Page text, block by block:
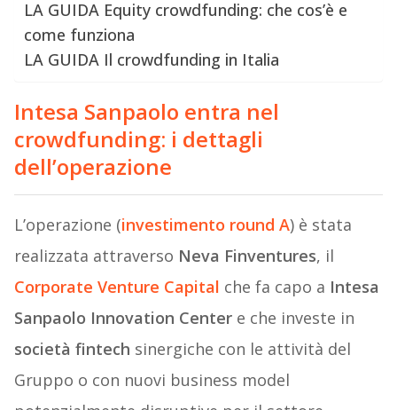
LA GUIDA Equity crowdfunding: che cos’è e
come funziona
LA GUIDA Il crowdfunding in Italia
Intesa Sanpaolo entra nel
crowdfunding: i dettagli
dell’operazione
L’operazione (investimento round A) è stata
realizzata attraverso Neva Finventures, il
Corporate Venture Capital che fa capo a Intesa
Sanpaolo Innovation Centere che investe in
società fintech sinergiche con le attività del
Gruppo o con nuovi business model